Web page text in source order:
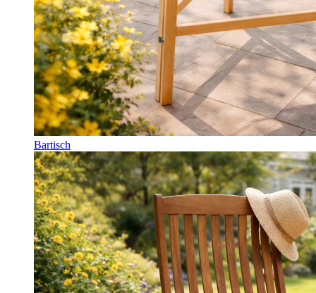
Bartisch